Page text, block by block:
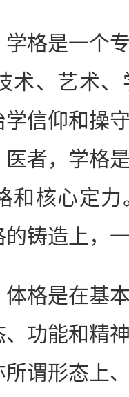
是一个专
术、艺术
信仰和操
者，学格
和核心定
铸造上，
是在基本
功能和精
谓形态上